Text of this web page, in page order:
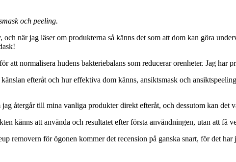
och peeling.
när jag läser om produkterna så känns det som att dom kan göra
normalisera hudens bakteriebalans som reducerar orenheter. Jag har
efteråt och hur effektiva dom känns, ansiktsmask och
återgår till mina vanliga produkter direkt efteråt, och dessutom kan det
känns att använda och resultatet efter första användningen, utan att få
removern för ögonen kommer det recension på ganska snart, för det har